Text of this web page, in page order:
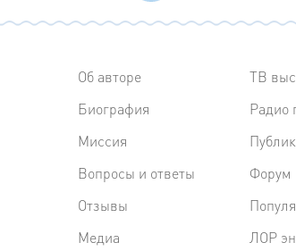
Об авторе
Биография
Миссия
Вопросы и ответы
Отзывы
Медиа
ТВ
Радиo
Форум
ЛОР